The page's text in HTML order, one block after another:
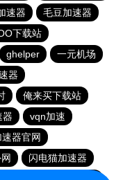
速器
毛豆加速器
下载站
ghelper
一元机场
器
俺来买下载站
器
vqn加速
器官网
闪电猫加速器